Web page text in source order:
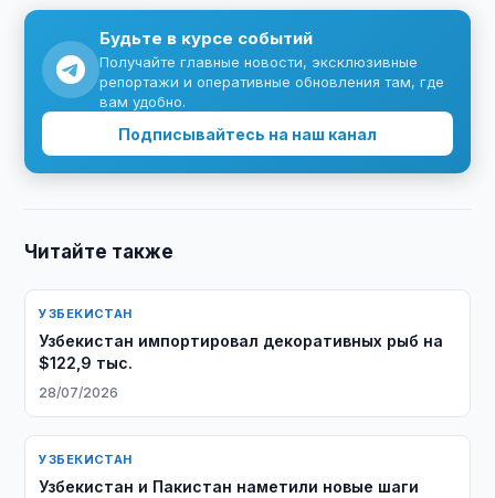
Будьте в курсе событий
Получайте главные новости, эксклюзивные
репортажи и оперативные обновления там, где
вам удобно.
Подписывайтесь на наш канал
Читайте также
УЗБЕКИСТАН
Узбекистан импортировал декоративных рыб на
$122,9 тыс.
28/07/2026
УЗБЕКИСТАН
Узбекистан и Пакистан наметили новые шаги